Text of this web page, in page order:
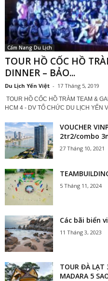
Cẩm Nang Du Lịch
TOUR HỒ CỐC HỒ
DINNER – BẢO...
Du Lịch Yến Việt - 17 Tháng 5, 2019
TOUR HỒ CỐC HỒ TRÀM TEAM &
HCM 4 - DV TỔ CHỨC DU LỊCH YẾN
VOUCHER
2tr2/combo
27 Tháng 10, 2021
5 Tháng 11, 2024
Các bãi biển
11 Tháng 3, 2023
TOUR ĐÀ LẠT
MADARA 5